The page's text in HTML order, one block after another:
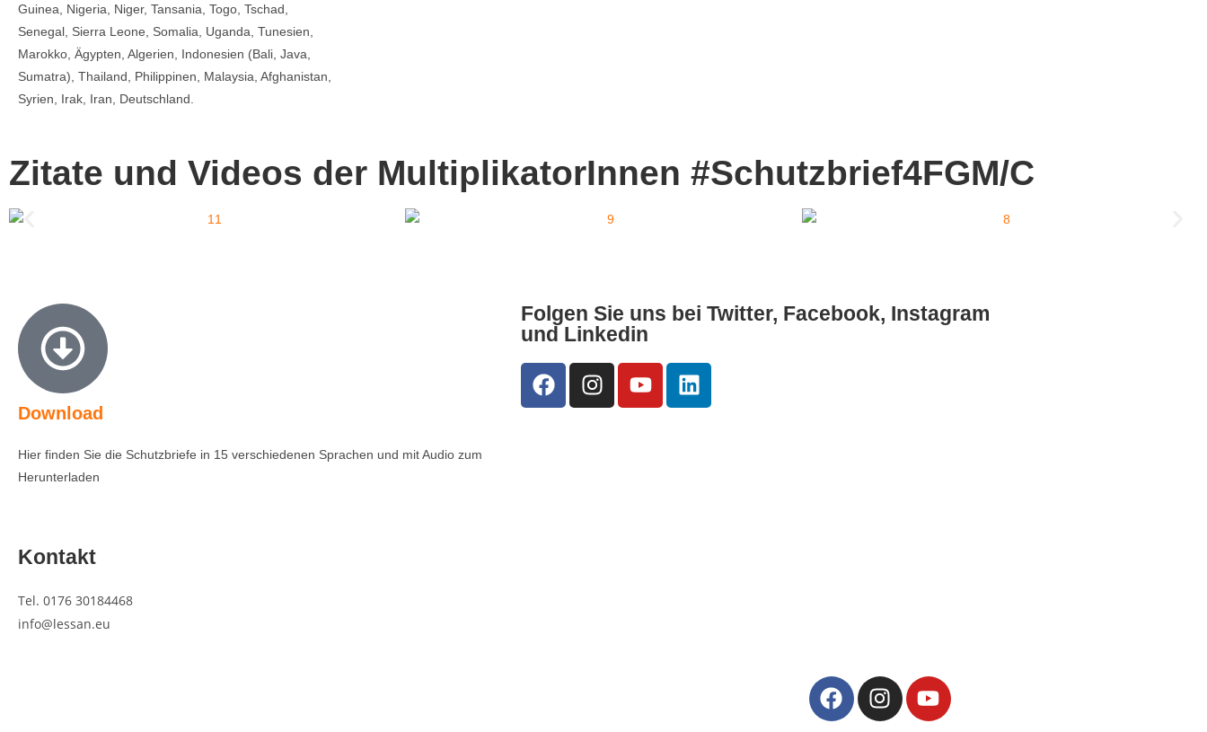
Guinea, Nigeria, Niger, Tansania, Togo, Tschad,
Senegal, Sierra Leone, Somalia, Uganda, Tunesien,
Marokko, Ägypten, Algerien, Indonesien (Bali, Java,
Sumatra), Thailand, Philippinen, Malaysia, Afghanistan,
Syrien, Irak, Iran, Deutschland.
Zitate und Videos der MultiplikatorInnen #Schutzbrief4FGM/C
Download
Hier finden Sie die Schutzbriefe in 15 verschiedenen Sprachen und mit Audio zum
Herunterladen
Folgen Sie uns bei Twitter, Facebook, Instagram
und Linkedin
Kontakt
Tel. 0176 30184468
info@lessan.eu